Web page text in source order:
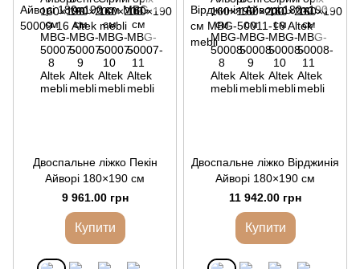
Двоспальне ліжко Пекін
Айворі 180×190 см
9 961.00 грн
Купити
Двоспальне ліжко Вірджинія
Айворі 180×190 см
11 942.00 грн
Купити